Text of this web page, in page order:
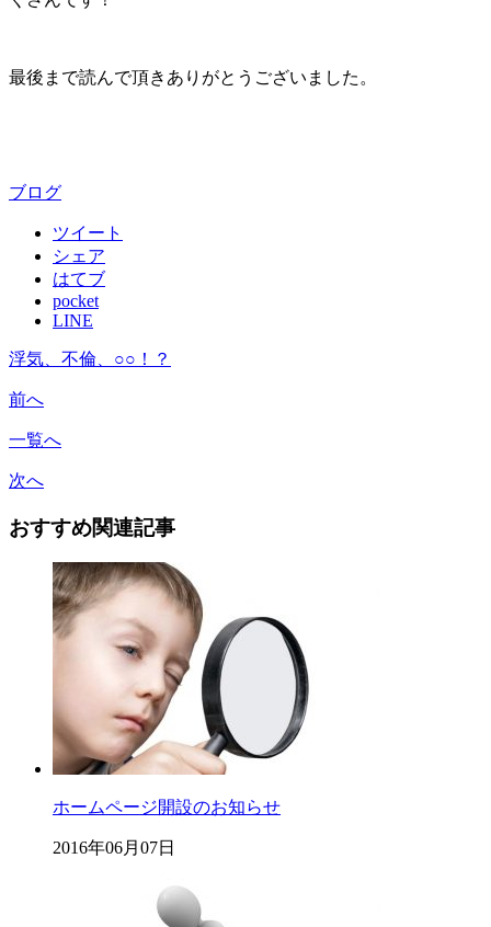
最後まで読んで頂きありがとうございました。
ブログ
ツイート
シェア
はてブ
pocket
LINE
浮気、不倫、○○！？
前へ
一覧へ
次へ
おすすめ関連記事
ホームページ開設のお知らせ
2016年06月07日